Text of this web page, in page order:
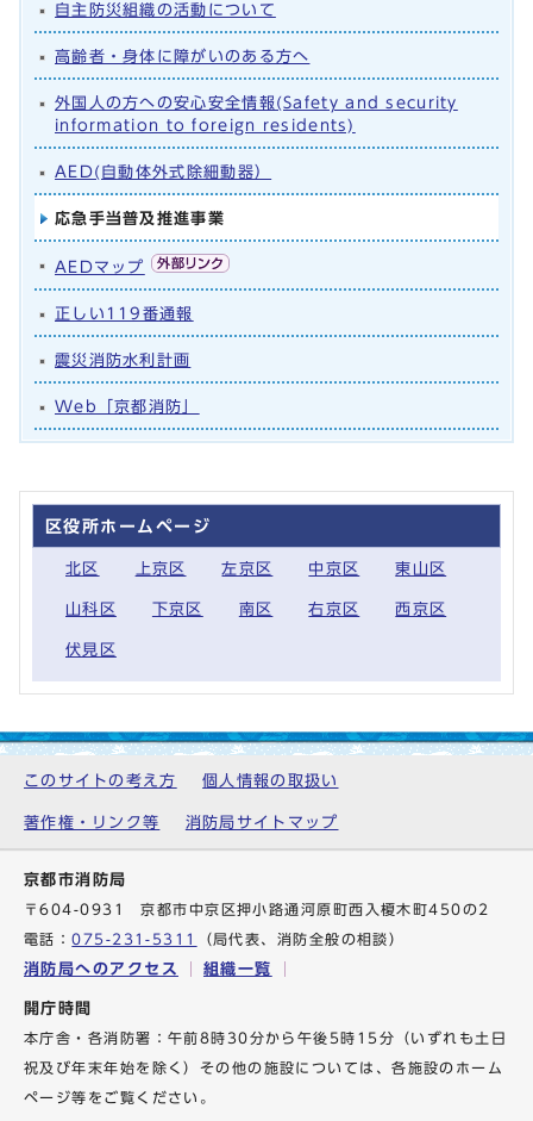
自主防災組織の活動について
高齢者・身体に障がいのある方へ
外国人の方への安心安全情報(Safety and security
information to foreign residents)
AED(自動体外式除細動器）
応急手当普及推進事業
AEDマップ
正しい119番通報
震災消防水利計画
Web「京都消防」
区役所ホームページ
北区 上京区 左京区 中京区 東山区
山科区 下京区 南区 右京区 西京区
伏見区
このサイトの考え方 個人情報の取扱い
著作権・リンク等 消防局サイトマップ
京都市消防局
〒604-0931 京都市中京区押小路通河原町西入榎木町450の2
電話：075-231-5311 （局代表、消防全般の相談）
消防局へのアクセス 組織一覧
開庁時間
本庁舎・各消防署：午前8時30分から午後5時15分（いずれも土日
祝及び年末年始を除く）その他の施設については、各施設のホーム
ページ等をご覧ください。